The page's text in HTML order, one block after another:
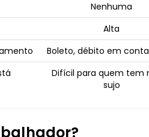
Nenhuma
Alta
Boleto, débito em
Difícil para quem tem
sujo